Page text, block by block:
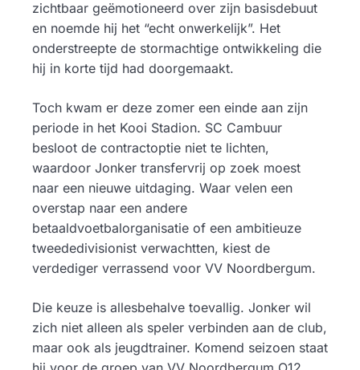
zichtbaar geëmotioneerd over zijn basisdebuut
en noemde hij het “echt onwerkelijk”. Het
onderstreepte de stormachtige ontwikkeling die
hij in korte tijd had doorgemaakt.
Toch kwam er deze zomer een einde aan zijn
periode in het Kooi Stadion. SC Cambuur
besloot de contractoptie niet te lichten,
waardoor Jonker transfervrij op zoek moest
naar een nieuwe uitdaging. Waar velen een
overstap naar een andere
betaaldvoetbalorganisatie of een ambitieuze
tweededivisionist verwachtten, kiest de
verdediger verrassend voor VV Noordbergum.
Die keuze is allesbehalve toevallig. Jonker wil
zich niet alleen als speler verbinden aan de club,
maar ook als jeugdtrainer. Komend seizoen staat